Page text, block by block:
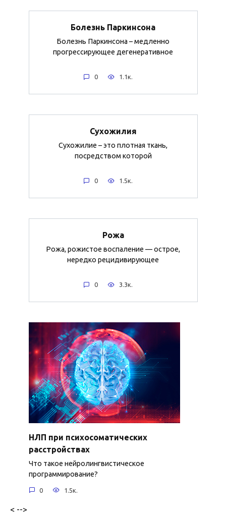
Болезнь Паркинсона
Болезнь Паркинсона – медленно
прогрессирующее дегенеративное
0 1.1к.
Сухожилия
Сухожилие – это плотная ткань,
посредством которой
0 1.5к.
Рожа
Рожа, рожистое воспаление — острое,
нередко рецидивирующее
0 3.3к.
НЛП при психосоматических
расстройствах
Что такое нейролингвистическое
программирование?
0 1.5к.
< -->